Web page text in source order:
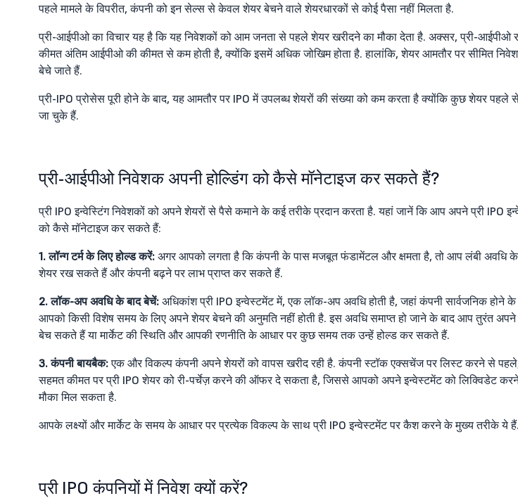
पहले मामले के विपरीत, कंपनी को इन सेल्स से केवल शेयर बेचने वाले शेयरधारकों से कोई पैसा नहीं मिलता है.
प्री-आईपीओ का विचार यह है कि यह निवेशकों को आम जनता से पहले शेयर खरीदने का मौका देता है. अक्सर, प्री-आईपीओ
कीमत अंतिम आईपीओ की कीमत से कम होती है, क्योंकि इसमें अधिक जोखिम होता है. हालांकि, शेयर आमतौर पर सीमित
बेचे जाते हैं.
प्री-IPO प्रोसेस पूरी होने के बाद, यह आमतौर पर IPO में उपलब्ध शेयरों की संख्या को कम करता है क्योंकि कुछ शेयर पहले
जा चुके हैं.
प्री-आईपीओ निवेशक अपनी होल्डिंग को कैसे मॉनेटाइज कर सकते हैं?
प्री IPO इन्वेस्टिंग निवेशकों को अपने शेयरों से पैसे कमाने के कई तरीके प्रदान करता है. यहां जानें कि आप अपने प्री IPO
को कैसे मॉनेटाइज कर सकते हैं:
1. लॉन्ग टर्म के लिए होल्ड करें: अगर आपको लगता है कि कंपनी के पास मजबूत फंडामेंटल और क्षमता है, तो आप लंबी अवधि
शेयर रख सकते हैं और कंपनी बढ़ने पर लाभ प्राप्त कर सकते हैं.
2. लॉक-अप अवधि के बाद बेचें: अधिकांश प्री IPO इन्वेस्टमेंट में, एक लॉक-अप अवधि होती है, जहां कंपनी सार्वजनिक होने के
आपको किसी विशेष समय के लिए अपने शेयर बेचने की अनुमति नहीं होती है. इस अवधि समाप्त हो जाने के बाद आप तुरंत
बेच सकते हैं या मार्केट की स्थिति और आपकी रणनीति के आधार पर कुछ समय तक उन्हें होल्ड कर सकते हैं.
3. कंपनी बायबैक:एक और विकल्प कंपनी अपने शेयरों को वापस खरीद रही है. कंपनी स्टॉक एक्सचेंज पर लिस्ट करने से
सहमत कीमत पर प्री IPO शेयर को री-पर्चेज़ करने की ऑफर दे सकता है, जिससे आपको अपने इन्वेस्टमेंट को लिक्विडेट
मौका मिल सकता है.
आपके लक्ष्यों और मार्केट के समय के आधार पर प्रत्येक विकल्प के साथ प्री IPO इन्वेस्टमेंट पर कैश करने के मुख्य तरीके ये हैं.
प्री IPO कंपनियों में निवेश क्यों करें?